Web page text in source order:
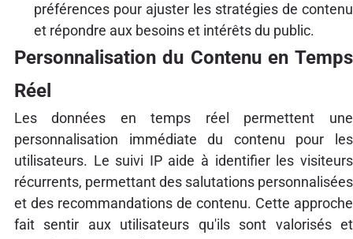
préférences pour ajuster les stratégies de contenu
et répondre aux besoins et intérêts du public.
Personnalisation du Contenu en Temps
Réel
Les données en temps réel permettent une
personnalisation immédiate du contenu pour les
utilisateurs. Le suivi IP aide à identifier les visiteurs
récurrents, permettant des salutations personnalisées
et des recommandations de contenu. Cette approche
fait sentir aux utilisateurs qu'ils sont valorisés et